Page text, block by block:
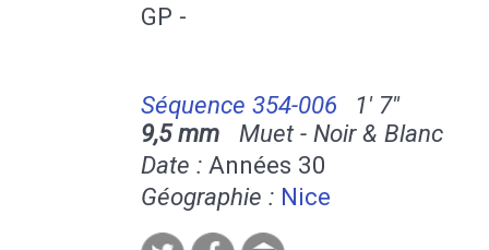
GP -
Séquence 354-006
1' 7''
9,5 mm Muet - Noir & Blanc
Date : Années 30
Géographie : Nice